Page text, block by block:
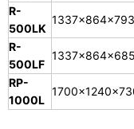
R-
500LK
1337×864×793
R-
500LF
1337×864×685
RP-
1000L